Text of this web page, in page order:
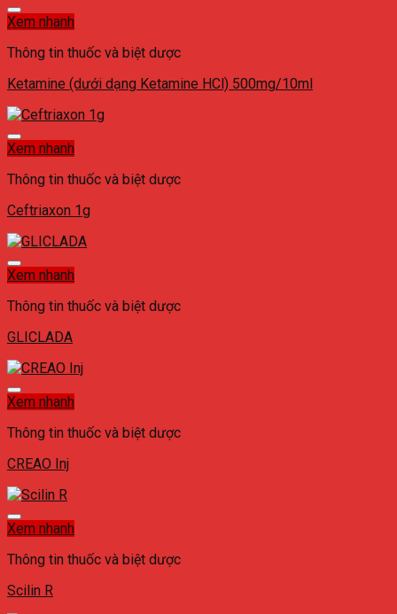
Xem nhanh
Thông tin thuốc và biệt dược
Ketamine (dưới dạng Ketamine HCl) 500mg/10ml
Xem nhanh
Thông tin thuốc và biệt dược
Ceftriaxon 1g
Xem nhanh
Thông tin thuốc và biệt dược
GLICLADA
Xem nhanh
Thông tin thuốc và biệt dược
CREAO Inj
Xem nhanh
Thông tin thuốc và biệt dược
Scilin R